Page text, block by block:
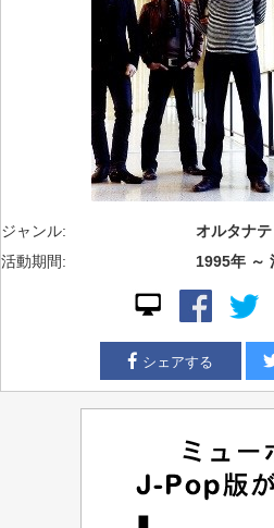
ジャンル:
オルタナ
活動期間:
1995年 ～
シェアする